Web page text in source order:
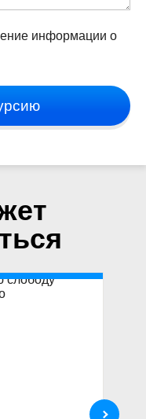
информации о